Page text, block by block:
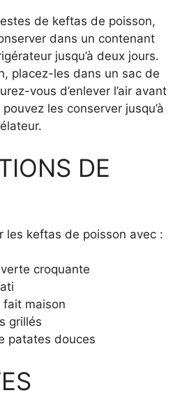
de keftas de poisson,
dans un contenant
jusqu’à deux jours.
placez-les dans un sac de
vous d’enlever l’air avant
les conserver jusqu’à
DE
les keftas de poisson avec :
croquante
fait maison
grillés
patates douces